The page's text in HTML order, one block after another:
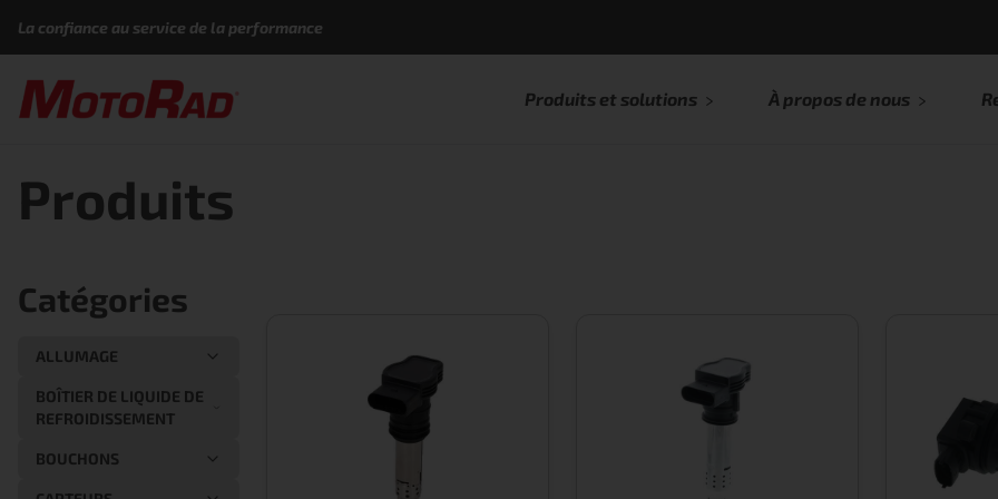
La confiance au service de la performance
Produits et solutions À propos de nous
Produits
Catégories
ALLUMAGE
BOÎTIER DE LIQUIDE DE
REFROIDISSEMENT
BOUCHONS